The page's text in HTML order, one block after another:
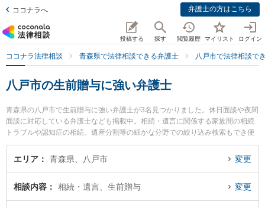
ココナラへ 弁護士の方はこちら
投稿する 探す 閲覧履歴 マイリスト ログイン
ココナラ法律相談 青森県で法律相談できる弁護士 八戸市で法律相談で
八戸市の生前贈与に強い弁護士
青森県の八戸市で生前贈与に強い弁護士が3名見つかりました。休日面談や夜間
面談に対応している弁護士なども掲載中。相続・遺言に関係する家族間の相続
トラブルや認知症の相続、遺産分割等の細かな分野での絞り込み検索もでき便
利です。特に安藤法律事務所の安藤 祥吾弁護士や弁護士法人青森リーガルサー
ビス 八戸シティ法律事務所の山口 龍介弁護士、澤村こうじ法律事務所の澤村
したい』『生前贈与のトラブル解決の実績豊富な近くの弁護士を検索したい』
『初回相談無料で生前贈与を法律相談できる八戸市内の弁護士に相談予約した
エリア 青森県、八戸市 変更
相談内容 相続・遺言、生前贈与 変更